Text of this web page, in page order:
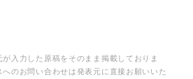
入力した原稿をそのまま掲載しておりま
のお問い合わせは発表元に直接お願いいた